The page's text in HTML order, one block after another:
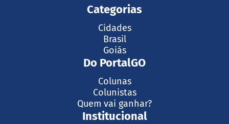
Categorias
Cidades
Brasil
Goiás
Do PortalGO
Colunas
Colunistas
Quem vai ganhar?
Institucional